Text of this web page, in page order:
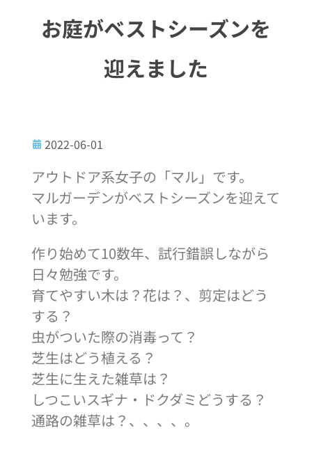
お庭がベストシーズンを
迎えました
2022-06-01
アウトドア系女子の「マル」です。
マルガーデンがベストシーズンを迎えて
います。
作り始めて10数年、試行錯誤しながら
日々勉強です。
育てやすい木は？花は？、剪定はどう
する？
虫がついた際の消毒って？
芝生はどう植える？
芝生に生えた雑草は？
しつこいスギナ・ドクダミどうする？
通路の雑草は？、、、、。